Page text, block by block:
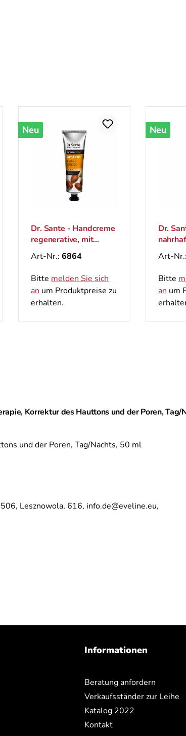
Neu
Dr. Sante - Handcreme
regenerative, mit
Arganöl, 30 ml
Art-Nr.:6864
Bitte melden Sie sich
an um Produktpreise zu
erhalten.
Neu
Dr. Sante -
Art-Nr.:
Bitte
an um
Korrektur des Hauttons und der Poren, Tag/
und der Poren, Tag/Nachts, 50 ml
Lesznowola, 616, info.de@eveline.eu,
Informationen
Beratung anfordern
Verkaufsständer zur Leihe
Katalog 2022
Kontakt